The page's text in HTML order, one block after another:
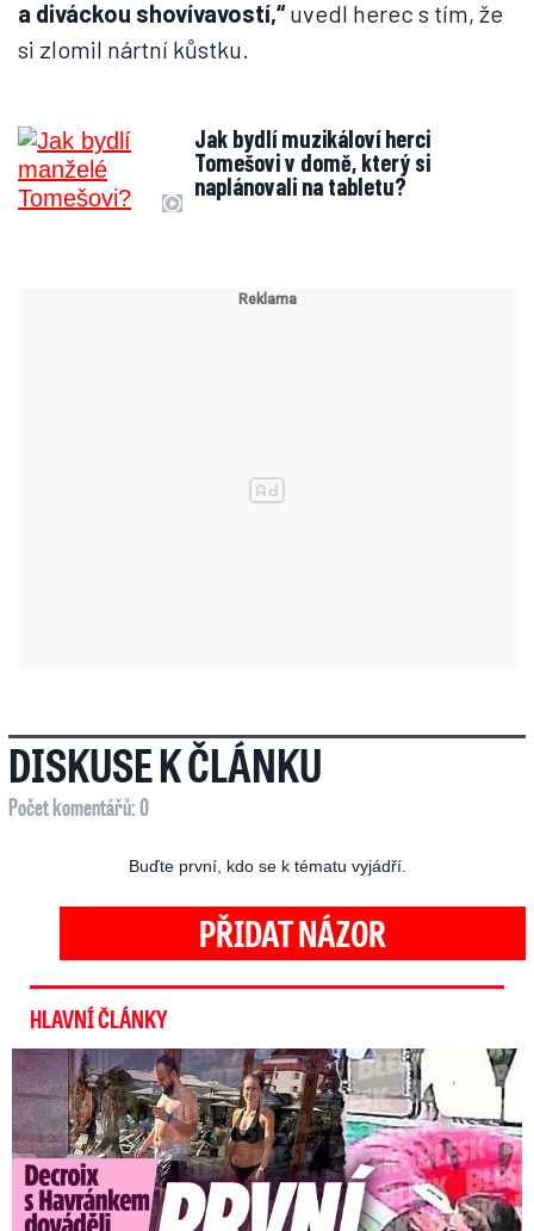
a diváckou shovívavostí,“uvedl herec s tím, že
si zlomil nártní kůstku.
Jak bydlí muzikáloví herci
Tomešovi v domě, který si
naplánovali na tabletu?
DISKUSE K ČLÁNKU
Počet komentářů: 0
Buďte první, kdo se k tématu vyjádří.
PŘIDAT NÁZOR
HLAVNÍ ČLÁNKY
Exministryně s Havránkem dováděli v Polsku: První slova!